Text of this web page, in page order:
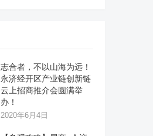
志合者，不以山海为远！
永济经开区产业链创新链
云上招商推介会圆满举
办！
2020年6月4日